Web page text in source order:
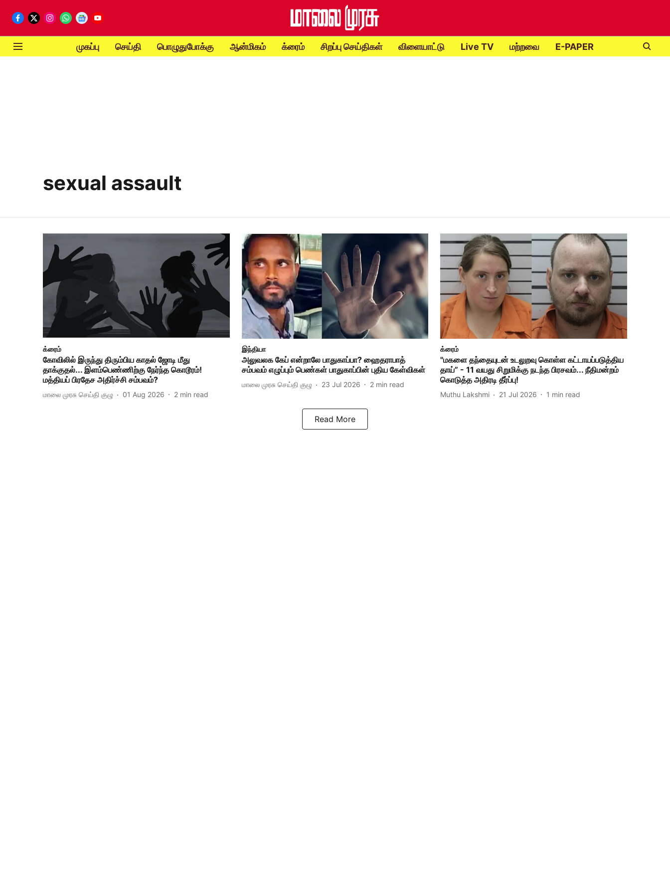
முகப்பு செய்தி பொழுதுபோக்கு ஆன்மிகம் க்ரைம் சிறப்பு செய்திகள் விளையாட்டு Live TV மற்றவை E-PAPER
sexual assault
க்ரைம்
கோவிலில் இருந்து திரும்பிய காதல் ஜோடி மீது
தாக்குதல்... இளம்பெண்ணிற்கு நேர்ந்த கொடூரம்!
மத்தியப் பிரதேச அதிர்ச்சி சம்பவம்?
மாலை முரசு செய்தி குழு 01 Aug 2026 2 min read
இந்தியா
அலுவலக கேப் என்றாலே பாதுகாப்பா? ஹைதராபாத்
சம்பவம் எழுப்பும் பெண்கள் பாதுகாப்பின் புதிய கேள்விகள்
மாலை முரசு செய்தி குழு 23 Jul 2026 2 min read
க்ரைம்
"மகளை தந்தையுடன் உடலுறவு கொள்ள கட்டாயப்படுத்திய
தாய்” - 11 வயது சிறுமிக்கு நடந்த பிரசவம்... நீதிமன்றம்
கொடுத்த அதிரடி தீர்ப்பு!
Muthu Lakshmi 21 Jul 2026 1 min read
Read More